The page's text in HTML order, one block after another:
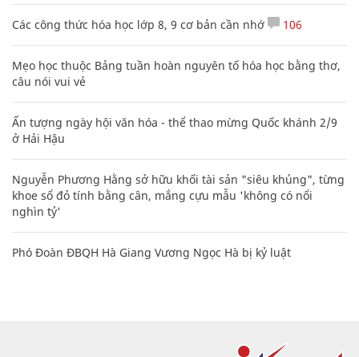
Các công thức hóa học lớp 8, 9 cơ bản cần nhớ 106
Mẹo học thuộc Bảng tuần hoàn nguyên tố hóa học bằng thơ,
câu nói vui vẻ
Ấn tượng ngày hội văn hóa - thể thao mừng Quốc khánh 2/9
ở Hải Hậu
Nguyễn Phương Hằng sở hữu khối tài sản "siêu khủng", từng
khoe sổ đỏ tính bằng cân, mắng cựu mẫu 'không có nổi
nghìn tỷ'
Phó Đoàn ĐBQH Hà Giang Vương Ngọc Hà bị kỷ luật